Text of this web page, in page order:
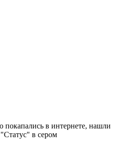
в интернете, нашли
в сером